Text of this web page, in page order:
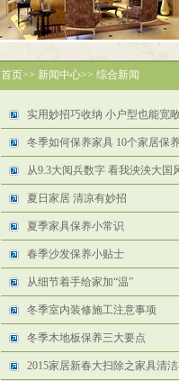
首页>> 新闻中心>> 综合新闻
实用妙招巧收纳 小户型也能宽
冬季如何保养家具 10个家居保
从9.3大阅兵数字 看我泱泱大国
夏日家居 清凉有妙招
夏季家具保养小常识
春季沙发保养小贴士
从细节着手给家加“温”
冬季室内装修施工注意事项
冬季木地板保养三大要点
2015家居新春大扫除之家具清